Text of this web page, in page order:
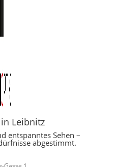
Leibnitz
entspanntes Sehen –
abgestimmt.